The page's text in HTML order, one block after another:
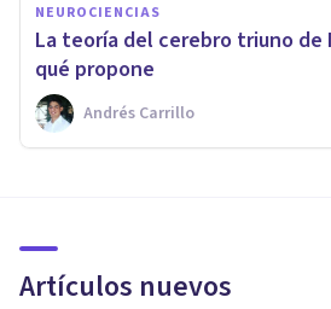
NEUROCIENCIAS
La teoría del cerebro triuno de
qué propone
Andrés Carrillo
Artículos nuevos